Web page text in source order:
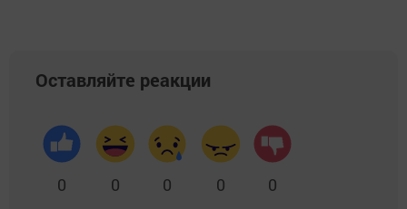
Оставляйте реакции
0 0 0 0 0